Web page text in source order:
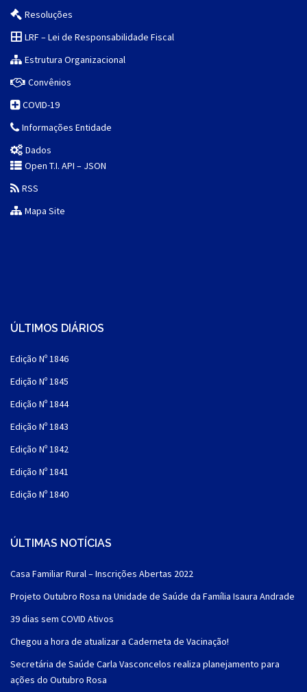
Resoluções
LRF – Lei de Responsabilidade Fiscal
Estrutura Organizacional
Convênios
COVID-19
Informações Entidade
Dados
Open T.I. API – JSON
RSS
Mapa Site
ÚLTIMOS DIÁRIOS
Edição Nº 1846
Edição Nº 1845
Edição Nº 1844
Edição Nº 1843
Edição Nº 1842
Edição Nº 1841
Edição Nº 1840
ÚLTIMAS NOTÍCIAS
Casa Familiar Rural – Inscrições Abertas 2022
Projeto Outubro Rosa na Unidade de Saúde da Família Isaura Andrade
39 dias sem COVID Ativos
Chegou a hora de atualizar a Caderneta de Vacinação!
Secretária de Saúde Carla Vasconcelos realiza planejamento para
ações do Outubro Rosa